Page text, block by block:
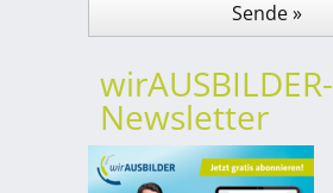
wirAUSBILDER-
Newsletter